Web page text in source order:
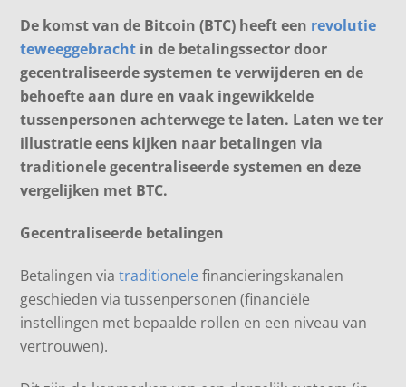
De komst van de Bitcoin (BTC) heeft een revolutie
teweeggebracht in de betalingssector door
gecentraliseerde systemen te verwijderen en de
behoefte aan dure en vaak ingewikkelde
tussenpersonen achterwege te laten. Laten we ter
illustratie eens kijken naar betalingen via
traditionele gecentraliseerde systemen en deze
vergelijken met BTC.
Gecentraliseerde betalingen
Betalingen viatraditionelefinancieringskanalen
geschieden via tussenpersonen (financiële
instellingen met bepaalde rollen en een niveau van
vertrouwen).